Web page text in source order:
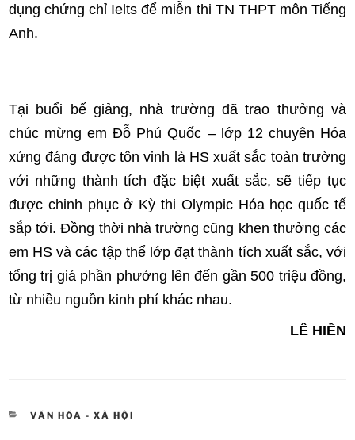
dụng chứng chỉ Ielts để miễn thi TN THPT môn Tiếng
Anh.
Tại buổi bế giảng, nhà trường đã trao thưởng và
chúc mừng em Đỗ Phú Quốc – lớp 12 chuyên Hóa
xứng đáng được tôn vinh là HS xuất sắc toàn trường
với những thành tích đặc biệt xuất sắc, sẽ tiếp tục
được chinh phục ở Kỳ thi Olympic Hóa học quốc tế
sắp tới. Đồng thời nhà trường cũng khen thưởng các
em HS và các tập thể lớp đạt thành tích xuất sắc, với
tổng trị giá phần phưởng lên đến gần 500 triệu đồng,
từ nhiều nguồn kinh phí khác nhau.
LÊ HIỀN
DANH
VĂN HÓA - XÃ HỘI